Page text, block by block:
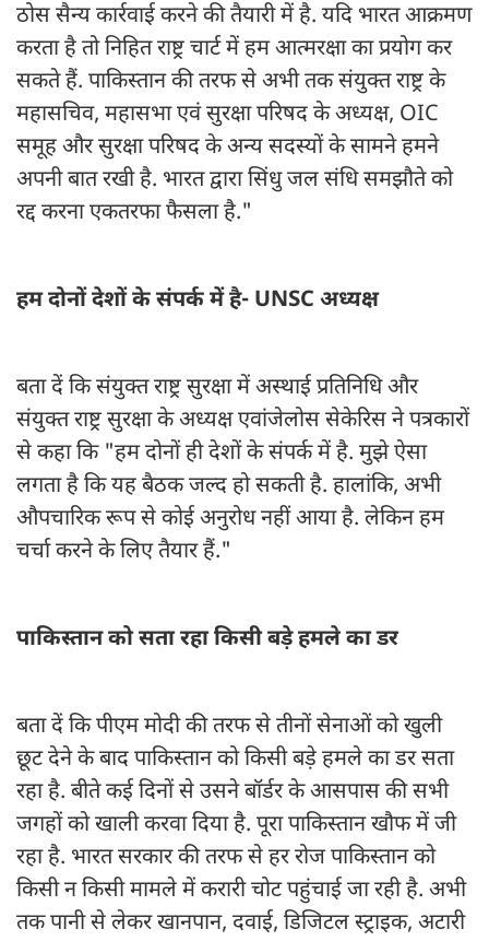
ठोस सैन्य कार्रवाई करने की तैयारी में है. यदि भारत आक्रमण
करता है तो निहित राष्ट्र चार्ट में हम आत्मरक्षा का प्रयोग कर
सकते हैं. पाकिस्तान की तरफ से अभी तक संयुक्त राष्ट्र के
महासचिव, महासभा एवं सुरक्षा परिषद के अध्यक्ष, OIC
समूह और सुरक्षा परिषद के अन्य सदस्यों के सामने हमने
अपनी बात रखी है. भारत द्वारा सिंधु जल संधि समझौते को
रद्द करना एकतरफा फैसला है."
हम दोनों देशों के संपर्क में है- UNSC अध्यक्ष
बता दें कि संयुक्त राष्ट्र सुरक्षा में अस्थाई प्रतिनिधि और
संयुक्त राष्ट्र सुरक्षा के अध्यक्ष एवांजेलोस सेकेरिस ने पत्रकारों
से कहा कि "हम दोनों ही देशों के संपर्क में है. मुझे ऐसा
लगता है कि यह बैठक जल्द हो सकती है. हालांकि, अभी
औपचारिक रूप से कोई अनुरोध नहीं आया है. लेकिन हम
चर्चा करने के लिए तैयार हैं."
पाकिस्तान को सता रहा किसी बड़े हमले का डर
बता दें कि पीएम मोदी की तरफ से तीनों सेनाओं को खुली
छूट देने के बाद पाकिस्तान को किसी बड़े हमले का डर सता
रहा है. बीते कई दिनों से उसने बॉर्डर के आसपास की सभी
जगहों को खाली करवा दिया है. पूरा पाकिस्तान खौफ में जी
रहा है. भारत सरकार की तरफ से हर रोज पाकिस्तान को
किसी न किसी मामले में करारी चोट पहुंचाई जा रही है. अभी
तक पानी से लेकर खानपान, दवाई, डिजिटल स्ट्राइक, अटारी